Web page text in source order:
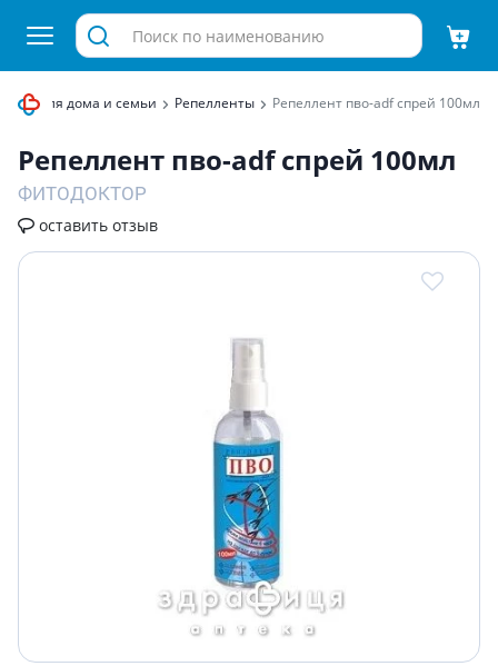
для дома и семьи Репелленты Репеллент пво-adf спрей 100мл
Репеллент пво-adf спрей 100мл
ФИТОДОКТОР
оставить отзыв